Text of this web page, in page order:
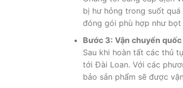
bị hư hỏng trong suốt
đóng gói phù hợp như
Bước 3: Vận chuyển
Sau khi hoàn tất các thủ
tới Đài Loan. Với các
bảo sản phẩm sẽ được